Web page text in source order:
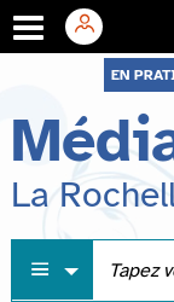
menu
contenu
recherche
EN
La